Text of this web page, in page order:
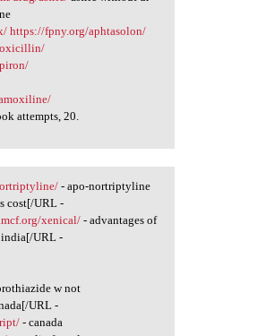
https://fpny.org/aphtasolon/
attempts, 20.
- apo-nortriptyline
cost[/URL -
xenical/ - advantages of
URL -
w not
URL -
- canada